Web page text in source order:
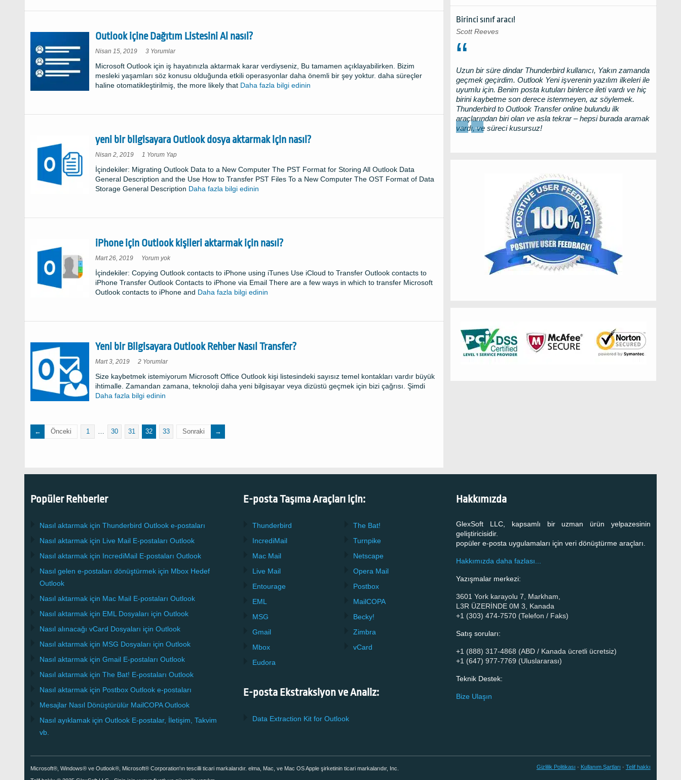
Outlook içine Dağıtım Listesini Al nasıl?
Nisan 15, 2019 3 YorumlarOutlook
listeyi
alın
Nasıl?
Microsoft Outlook için iş hayatınızla aktarmak karar verdiyseniz, Bu tamamen açıklayabilirken. Bizim
mesleki yaşamları söz konusu olduğunda etkili operasyonlar daha önemli bir şey yoktur. daha süreçler
haline otomatikleştirilmiş, the more likely that Daha fazla bilgi edinin
yeni bir bilgisayara Outlook dosya aktarmak için nasıl?
Nisan 2, 2019 1 Yorum Yapyeni
bilgisayara
Outlook
dosya
aktarmak
için
nasıl?
İçindekiler: Migrating Outlook Data to a New Computer The PST Format for Storing All Outlook Data
General Description and the Use How to Transfer PST Files To a New Computer The OST Format of Data
Storage General Description Daha fazla bilgi edinin
iPhone için Outlook kişileri aktarmak için nasıl?
Mart 26, 2019 Yorum yokiPhone
Outlook
kişileri
aktarmak
için
üzerinde
nasıl?
İçindekiler: Copying Outlook contacts to iPhone using iTunes Use iCloud to Transfer Outlook contacts to
iPhone Transfer Outlook Contacts to iPhone via Email There are a few ways in which to transfer Microsoft
Outlook contacts to iPhone and Daha fazla bilgi edinin
Yeni bir Bilgisayara Outlook Rehber Nasıl Transfer?
Mart 3, 2019 2 YorumlarYeni
Bilgisayara
Outlook
Rehber
Transferi
Size kaybetmek istemiyorum Microsoft Office Outlook kişi listesindeki sayısız temel kontakları vardır büyük
ihtimalle. Zamandan zamana, teknoloji daha yeni bilgisayar veya dizüstü geçmek için bizi çağrısı. Şimdi
Daha fazla bilgi edinin
Önceki 1 … 30 31 32 33 Sonraki
Birinci sınıf aracı!
Scott Reeves
Uzun bir süre dindar Thunderbirdkullanıcı, Yakın zamanda
geçmek geçirdim. Outlook Yeni işverenin yazılım ilkeleri ile
uyumlu için. Benim posta kutuları binlerce ileti vardı ve hiç
birini kaybetme son derece istenmeyen, az söylemek.
Thunderbird to Outlook Transferonline bulundu ilk
araçlarından biri olan ve asla tekrar – hepsi burada aramak
vardı, ve süreci kusursuz!
← →
Popüler Rehberler
Nasıl aktarmak için Thunderbird Outlook e-postaları
Nasıl aktarmak için Live Mail E-postaları Outlook
Nasıl aktarmak için IncrediMail E-postaları Outlook
Nasıl gelen e-postaları dönüştürmek için Mbox Hedef
Outlook
Nasıl aktarmak için Mac Mail E-postaları Outlook
Nasıl aktarmak için EML Dosyaları için Outlook
Nasıl alınacağı vCard Dosyaları için Outlook
Nasıl aktarmak için MSG Dosyaları için Outlook
Nasıl aktarmak için Gmail E-postaları Outlook
Nasıl aktarmak için The Bat! E-postaları Outlook
Nasıl aktarmak için Postbox Outlook e-postaları
Mesajlar Nasıl Dönüştürülür MailCOPAOutlook
Nasıl ayıklamak için Outlook E-postalar, İletişim, Takvim
vb.
E-posta Taşıma Araçları için:
Thunderbird
IncrediMail
Mac Mail
Live Mail
Entourage
EML
MSG
Gmail
Mbox
Eudora
The Bat!
Turnpike
Netscape
Opera Mail
Postbox
MailCOPA
Becky!
Zimbra
vCard
E-posta Ekstraksiyon ve Analiz:
Data Extraction Kit for Outlook
Hakkımızda
GlexSoft LLC, kapsamlı bir uzman ürün yelpazesinin
geliştiricisidir.
popüler e-posta uygulamaları için veri dönüştürme araçları.
Hakkımızda daha fazlası...
Yazışmalar merkezi:
3601 York karayolu 7, Markham,
L3R ÜZERİNDE 0M 3, Kanada
+1 (303) 474-7570 (Telefon / Faks)
Satış soruları:
+1 (888) 317-4868 (ABD / Kanada ücretli ücretsiz)
+1 (647) 977-7769 (Uluslararası)
Teknik Destek:
Bize Ulaşın
Microsoft®, Windows® ve Outlook®, Microsoft® Corporation'ın tescilli ticari markalarıdır. elma, Mac, ve Mac OS Apple şirketinin ticari markalarıdır, Inc.
Gizlilik Politikası · Kullanım Şartları · Telif hakkı